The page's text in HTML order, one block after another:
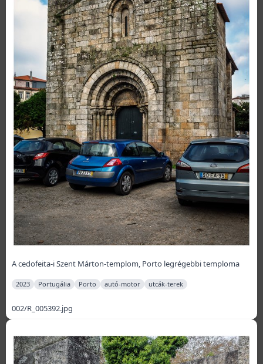
A cedofeita-i Szent Márton-templom, Porto legrégebbi temploma
2023 Portugália Porto autó-motor utcák-terek
002/R_005392.jpg